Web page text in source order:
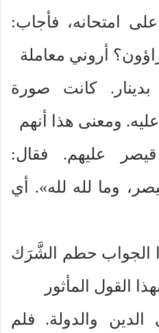
امتحانه، فأجاب:
أروني معاملة
بدينار. كانت صورة
ومعنى هذا أنهم
عليهم. فقال:
وما لله لله». أي
الجواب حطم الشَّرَك
القول المأثور
والدولة. فلم